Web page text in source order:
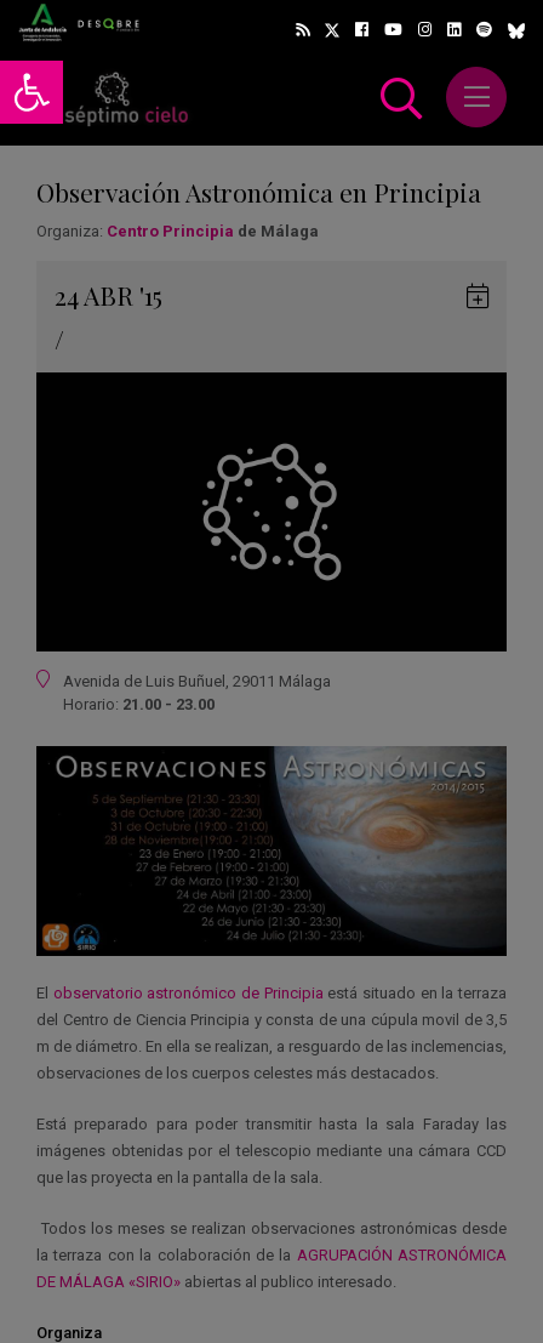
Abrir barra de herramientas
Abrir
Observación Astronómica en Principia
Organiza: Centro Principia de Málaga
24ABR '15
/
Ubicación
Avenida de Luis Buñuel, 29011 Málaga
Horario: 21.00 - 23.00
El observatorio astronómico de Principia está situado en la terraza
del Centro de Ciencia Principia y consta de una cúpula movil de 3,5
m de diámetro. En ella se realizan, a resguardo de las inclemencias,
observaciones de los cuerpos celestes más destacados.
Está preparado para poder transmitir hasta la sala Faraday las
imágenes obtenidas por el telescopio mediante una cámara CCD
que las proyecta en la pantalla de la sala.
Todos los meses se realizan observaciones astronómicas desde
la terraza con la colaboración de la AGRUPACIÓN ASTRONÓMICA
DE MÁLAGA «SIRIO» abiertas al publico interesado.
Organiza